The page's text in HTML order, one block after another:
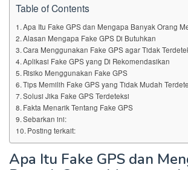
Table of Contents
Apa Itu Fake GPS dan Mengapa Banyak Orang
Alasan Mengapa Fake GPS Di Butuhkan
Cara Menggunakan Fake GPS agar Tidak
Aplikasi Fake GPS yang Di Rekomendasikan
Risiko Menggunakan Fake GPS
Tips Memilih Fake GPS yang Tidak Mudah
Solusi Jika Fake GPS Terdeteksi
Fakta Menarik Tentang Fake GPS
Sebarkan ini:
Posting terkait:
Apa Itu Fake GPS dan